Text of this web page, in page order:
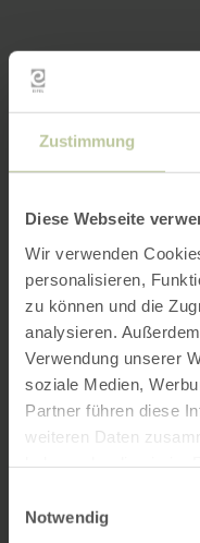
Zustimmung
Diese Webseite
Wir verwenden
personalisieren,
zu können und die
analysieren.
Verwendung unserer
soziale Medien,
Partner führen diese
weiteren Daten
Notwendig